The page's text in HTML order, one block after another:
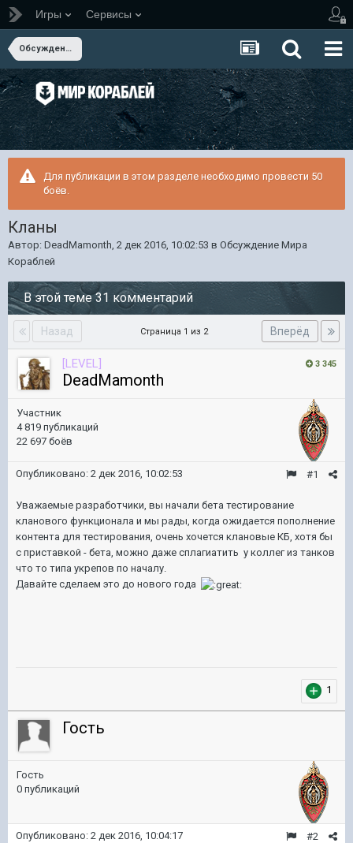
Игры Сервисы
Обсуждение Мира Кораблей
Для публикации в этом разделе необходимо провести 50
боёв.
Кланы
Автор: DeadMamonth, 2 дек 2016, 10:02:53 в Обсуждение Мира
Кораблей
В этой теме 31 комментарий
Назад Вперёд
Страница 1 из 2
3 345
[LEVEL]
DeadMamonth
Участник
4 819 публикаций
22 697 боёв
#1
Опубликовано: 2 дек 2016, 10:02:53
Уважаемые разработчики, вы начали бета тестирование
кланового функционала и мы рады, когда ожидается пополнение
контента для тестирования, очень хочется клановые КБ, хотя бы
с приставкой - бета, можно даже сплагиатить у коллег из танков
что то типа укрепов по началу.
Давайте сделаем это до нового года
1
Гость
Гость
0 публикаций
#2
Опубликовано: 2 дек 2016, 10:04:17